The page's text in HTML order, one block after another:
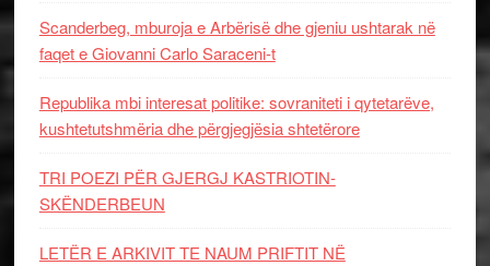
Scanderbeg, mburoja e Arbërisë dhe gjeniu ushtarak në
faqet e Giovanni Carlo Saraceni-t
Republika mbi interesat politike: sovraniteti i qytetarëve,
kushtetutshmëria dhe përgjegjësia shtetërore
TRI POEZI PËR GJERGJ KASTRIOTIN-
SKËNDERBEUN
LETËR E ARKIVIT TE NAUM PRIFTIT NË